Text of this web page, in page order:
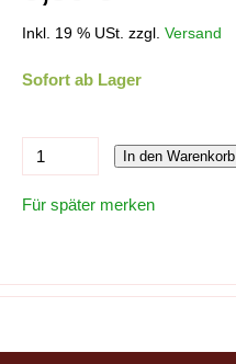
Inkl. 19 % USt. zzgl. Versand
Sofort ab Lager
In den Warenkorb
Für später merken